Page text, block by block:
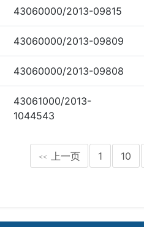
43060000/2013-09815
43060000/2013-09809
43060000/2013-09808
43061000/2013-
1044543
<< 上一页 1 10